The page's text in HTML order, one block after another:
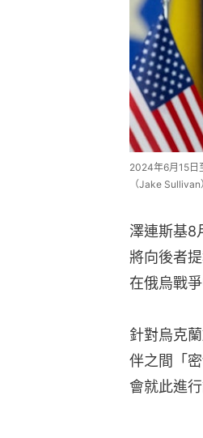
2024年6月15日
（Jake
澤連斯基8
將向後者
在俄烏戰
針對烏克
伴之間「
會就此進行